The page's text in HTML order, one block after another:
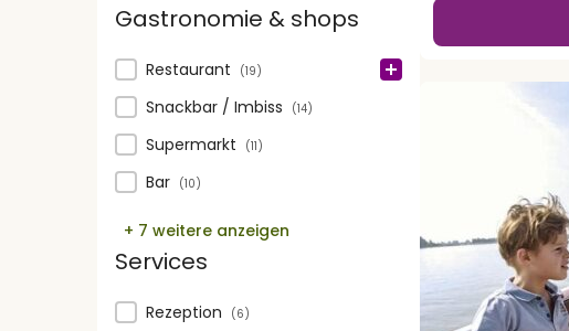
Gastronomie & shops
Gastronomie & shops
Restaurant (19)
Snackbar / Imbiss (14)
Supermarkt (11)
Bar (10)
+ 7 weitere anzeigen
Services
Services
Rezeption (6)